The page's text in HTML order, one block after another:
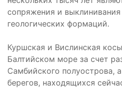
сопряжения и
геологических формаций.
Куршская и Вислинская
Балтийском море за счет
Самбийского полуострова,
берегов, находящихся